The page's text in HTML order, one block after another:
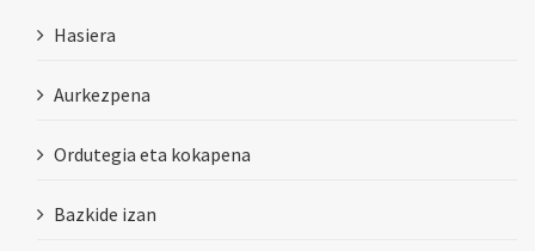
Hasiera
Aurkezpena
Ordutegia eta kokapena
Bazkide izan